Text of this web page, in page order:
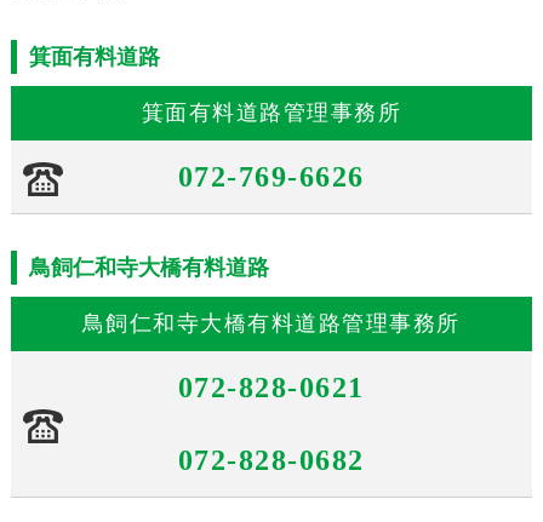
箕面有料道路
箕面有料道路管理事務所
072-769-6626
鳥飼仁和寺大橋有料道路
鳥飼仁和寺大橋有料道路管理事務所
072-828-0621
072-828-0682